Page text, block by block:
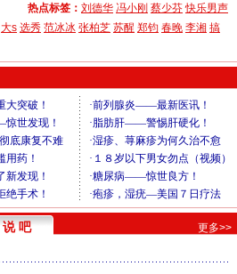
热点标签： 刘德华 冯小刚 蔡少芬 快乐男声
大s 选秀 范冰冰 张柏芝 苏醒 郑钧 春晚 李湘 搞
说 吧 更多>>